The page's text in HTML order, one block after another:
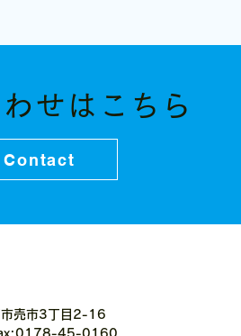
せはこちら
Contact
売市3丁目2-16